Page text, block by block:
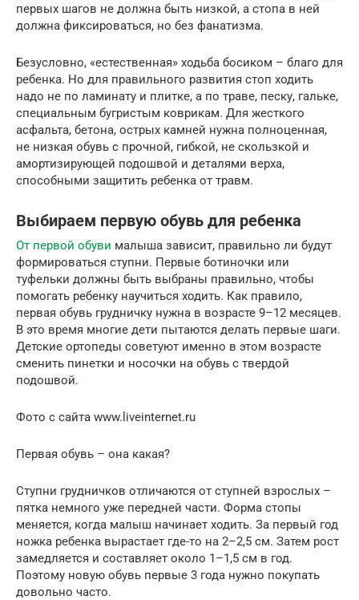
первых шагов не должна быть низкой, а стопа в ней
должна фиксироваться, но без фанатизма.
Безусловно, «естественная» ходьба босиком – благо для
ребенка. Но для правильного развития стоп ходить
надо не по ламинату и плитке, а по траве, песку, гальке,
специальным бугристым коврикам. Для жесткого
асфальта, бетона, острых камней нужна полноценная,
не низкая обувь с прочной, гибкой, не скользкой и
амортизирующей подошвой и деталями верха,
способными защитить ребенка от травм.
Выбираем первую обувь для ребенка
От первой обуви малыша зависит, правильно ли будут
формироваться ступни. Первые ботиночки или
туфельки должны быть выбраны правильно, чтобы
помогать ребенку научиться ходить. Как правило,
первая обувь грудничку нужна в возрасте 9–12 месяцев.
В это время многие дети пытаются делать первые шаги.
Детские ортопеды советуют именно в этом возрасте
сменить пинетки и носочки на обувь с твердой
подошвой.
Фото с сайта www.liveinternet.ru
Первая обувь – она какая?
Ступни грудничков отличаются от ступней взрослых –
пятка немного уже передней части. Форма стопы
меняется, когда малыш начинает ходить. За первый год
ножка ребенка вырастает где-то на 2–2,5 см. Затем рост
замедляется и составляет около 1–1,5 см в год.
Поэтому новую обувь первые 3 года нужно покупать
довольно часто.